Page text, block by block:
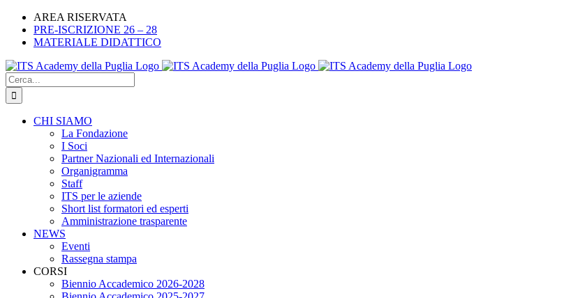
Salta
contenuto
Facebook
LinkedIn
Instagram
YouTube
Tiktok AREA RISERVATA
PRE-ISCRIZIONE 26 – 28
MATERIALE DIDATTICO
Cerca
per:
CHI SIAMO
La Fondazione
I Soci
Partner Nazionali ed Internazionali
Organigramma
Staff
ITS per le aziende
Short list formatori ed esperti
Amministrazione trasparente
NEWS
Eventi
Rassegna stampa
CORSI
Biennio Accademico 2026-2028